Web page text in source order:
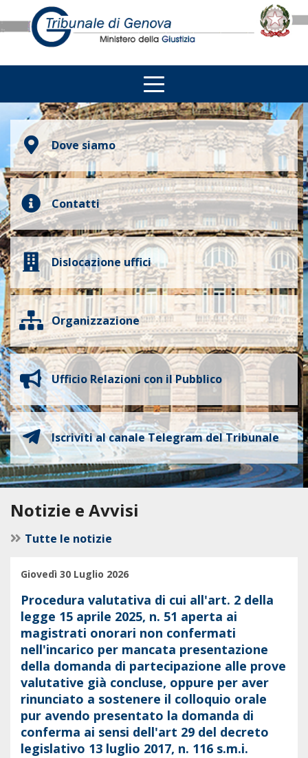
Dove siamo
Contatti
Dislocazione uffici
Organizzazione
Ufficio Relazioni con il Pubblico
Iscriviti al canale Telegram del Tribunale
Notizie e Avvisi
Tutte le notizie
Giovedì 30 Luglio 2026
Procedura valutativa di cui all'art. 2 della
legge 15 aprile 2025, n. 51 aperta ai
magistrati onorari non confermati
nell'incarico per mancata presentazione
della domanda di partecipazione alle prove
valutative già concluse, oppure per aver
rinunciato a sostenere il colloquio orale
pur avendo presentato la domanda di
conferma ai sensi dell'art 29 del decreto
legislativo 13 luglio 2017, n. 116 s.m.i.